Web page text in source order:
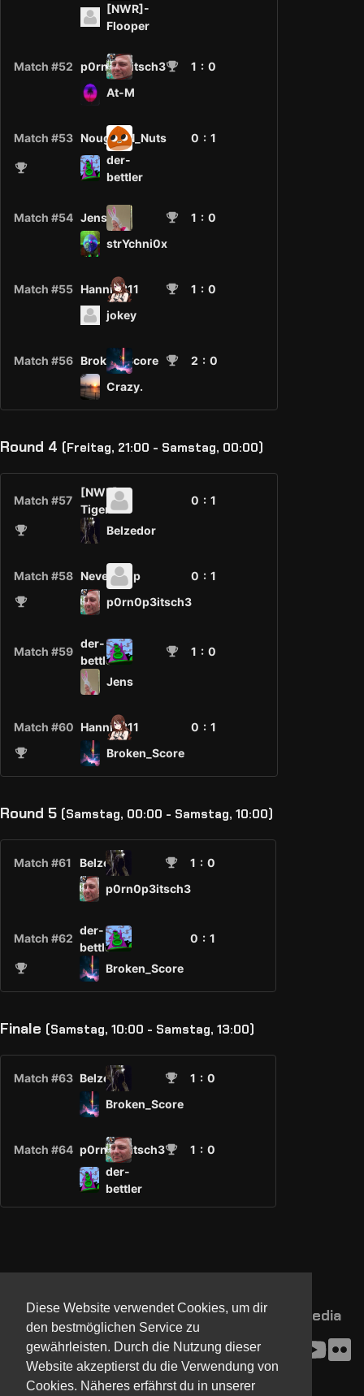
Diese Website verwendet Cookies, um dir
den bestmöglichen Service zu
gewährleisten. Durch die Nutzung dieser
Website akzeptierst du die Verwendung von
Cookies. Näheres erfährst du in unserer
[NWR]-
Flooper
Match #52 p0rn0p3itsch3 1 : 0
At-M
Match #53 Nougat_N_Nuts 0 : 1
der-
bettler
Match #54 Jens 1 : 0
strYchni0x
Match #55 Hanni2811 1 : 0
jokey
Match #56 Broken_Score 2 : 0
Crazy.
Round 4 (Freitag, 21:00 - Samstag, 00:00)
Match #57
[NWR]-
Tiger
0 : 1
Belzedor
Match #58 NeverDrop 0 : 1
p0rn0p3itsch3
Match #59
der-
bettler
1 : 0
Jens
Match #60 Hanni2811 0 : 1
Broken_Score
Round 5 (Samstag, 00:00 - Samstag, 10:00)
Match #61 Belzedor 1 : 0
p0rn0p3itsch3
Match #62
der-
bettler
0 : 1
Broken_Score
Finale (Samstag, 10:00 - Samstag, 13:00)
Match #63 Belzedor 1 : 0
Broken_Score
Match #64 p0rn0p3itsch3 1 : 0
der-
bettler
NorthCon
Kontakt
Presse
Verein
Impressum
AGB
Datenschutz
Updates Community Media